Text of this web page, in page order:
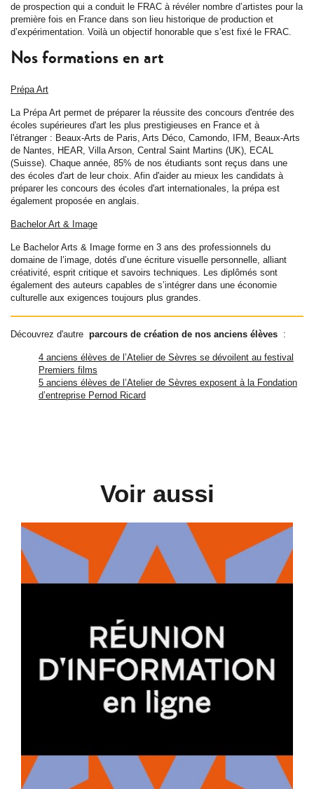
de prospection qui a conduit le FRAC à révéler nombre d’artistes pour la
première fois en France dans son lieu historique de production et
d’expérimentation. Voilà un objectif honorable que s’est fixé le FRAC.
Nos formations en art
Prépa Art
La Prépa Art permet de préparer la réussite des concours d'entrée des
écoles supérieures d'art les plus prestigieuses en France et à
l'étranger : Beaux-Arts de Paris, Arts Déco, Camondo, IFM, Beaux-Arts
de Nantes, HEAR, Villa Arson, Central Saint Martins (UK), ECAL
(Suisse). Chaque année, 85% de nos étudiants sont reçus dans une
des écoles d'art de leur choix. Afin d'aider au mieux les candidats à
préparer les concours des écoles d'art internationales, la prépa est
également proposée en anglais.
Bachelor Art & Image
Le Bachelor Arts & Image forme en 3 ans des professionnels du
domaine de l’image, dotés d’une écriture visuelle personnelle, alliant
créativité, esprit critique et savoirs techniques. Les diplômés sont
également des auteurs capables de s’intégrer dans une économie
culturelle aux exigences toujours plus grandes.
Découvrez d'autre parcours de création de nos anciens élèves :
4 anciens élèves de l’Atelier de Sèvres se dévoilent au festival
Premiers films
5 anciens élèves de l’Atelier de Sèvres exposent à la Fondation
d’entreprise Pernod Ricard
Voir aussi